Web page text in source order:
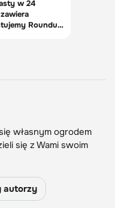
własnym ogrodem
się z Wami swoim
autorzy